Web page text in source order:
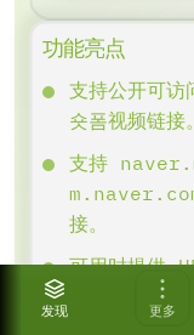
发现 更多
功能亮点
支持公开可
숏폼视频链接。
支持
接。
可用时提供
视频返回为准。